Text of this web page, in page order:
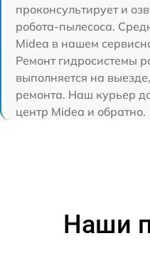
проконсультирует и
робота-пылесоса.
Midea в нашем
Ремонт гидросистемы
выполняется на
ремонта. Наш курьер
центр Midea и обратно.
Наши